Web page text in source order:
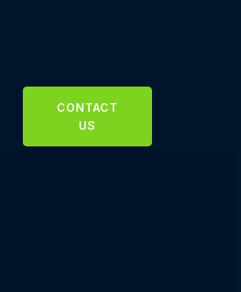
CONTACT
US